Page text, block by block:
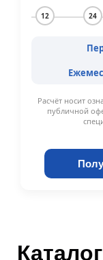
12 24
Расчёт носит
публичной
Каталог